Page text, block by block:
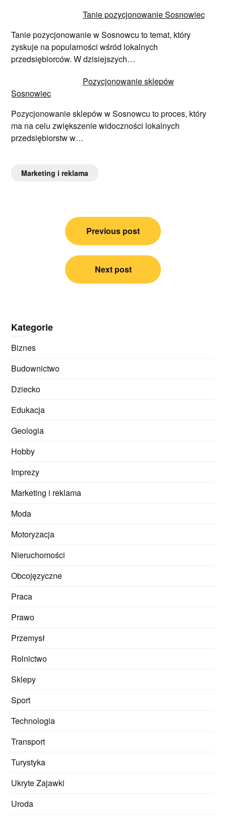
Tanie pozycjonowanie Sosnowiec
Tanie pozycjonowanie w Sosnowcu to temat, który
zyskuje na popularności wśród lokalnych
przedsiębiorców. W dzisiejszych…
Pozycjonowanie sklepów
Sosnowiec
Pozycjonowanie sklepów w Sosnowcu to proces, który
ma na celu zwiększenie widoczności lokalnych
przedsiębiorstw w…
Marketing i reklama
Nawigacja
Previous post
Next post
Kategorie
Biznes
Budownictwo
Dziecko
Edukacja
Geologia
Hobby
Imprezy
Marketing i reklama
Moda
Motoryzacja
Nieruchomości
Obcojęzyczne
Praca
Prawo
Przemysł
Rolnictwo
Sklepy
Sport
Technologia
Transport
Turystyka
Ukryte Zajawki
Uroda